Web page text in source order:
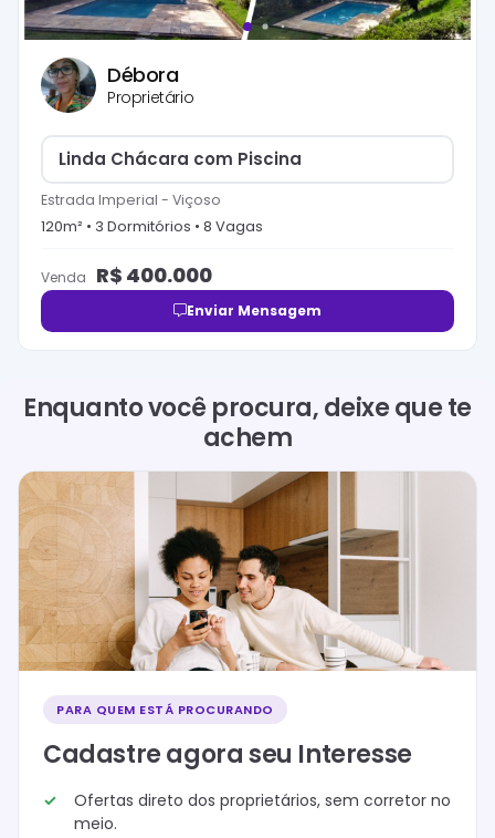
Débora
Proprietário
Linda Chácara com Piscina
Estrada Imperial - Viçoso
120m² • 3 Dormitórios • 8 Vagas
Venda R$ 400.000
Enviar Mensagem
Enquanto você procura, deixe que te
achem
PARA QUEM ESTÁ PROCURANDO
Cadastre agora seu Interesse
Ofertas direto dos proprietários, sem corretor no
meio.